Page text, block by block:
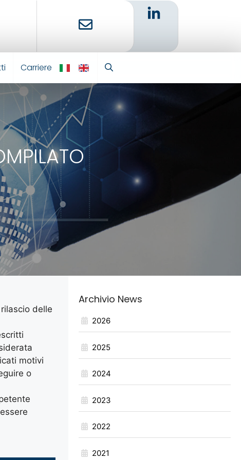
Carriere
delle
motivi
o
Archivio News
2026
2025
2024
2023
2022
2021